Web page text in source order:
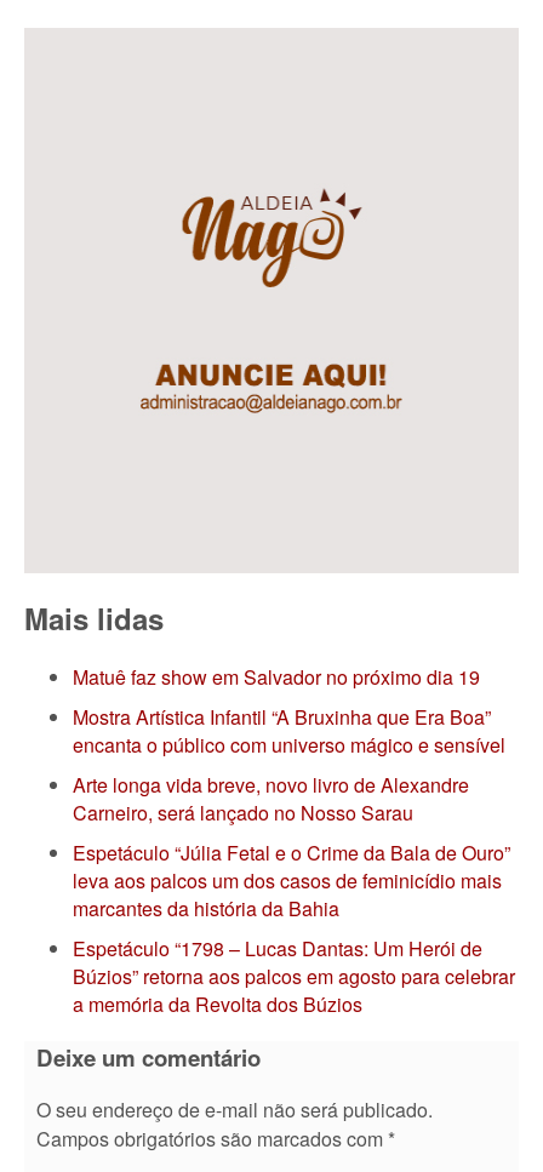
Mais lidas
Matuê faz show em Salvador no próximo dia 19
Mostra Artística Infantil “A Bruxinha que Era Boa”
encanta o público com universo mágico e sensível
Arte longa vida breve, novo livro de Alexandre
Carneiro, será lançado no Nosso Sarau
Espetáculo “Júlia Fetal e o Crime da Bala de Ouro”
leva aos palcos um dos casos de feminicídio mais
marcantes da história da Bahia
Espetáculo “1798 – Lucas Dantas: Um Herói de
Búzios” retorna aos palcos em agosto para celebrar
a memória da Revolta dos Búzios
Deixe um comentário
O seu endereço de e-mail não será publicado.
Campos obrigatórios são marcados com *